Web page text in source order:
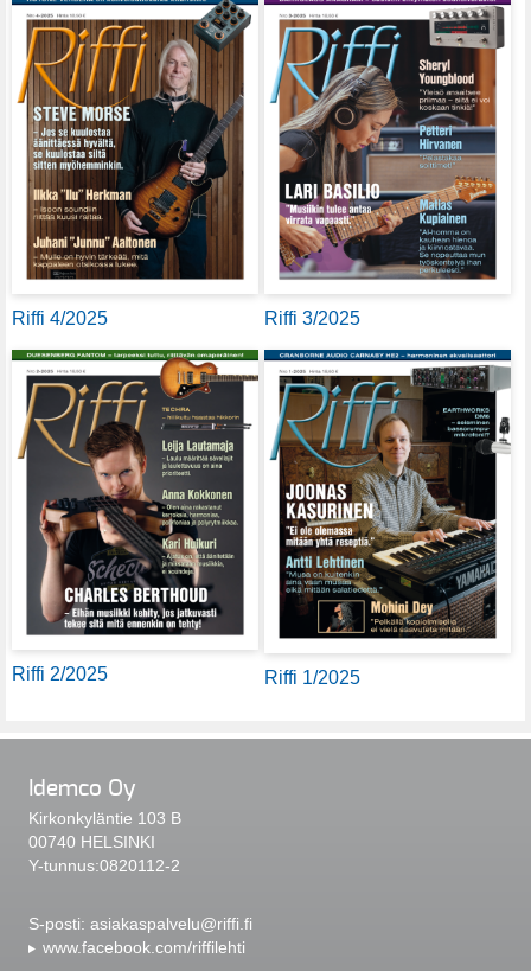
Riffi 4/2025 Riffi 3/2025
Riffi 2/2025 Riffi 1/2025
Idemco Oy
Kirkonkyläntie 103 B
00740 HELSINKI
Y-tunnus:0820112-2
S-posti: asiakaspalvelu@riffi.fi
www.facebook.com/riffilehti